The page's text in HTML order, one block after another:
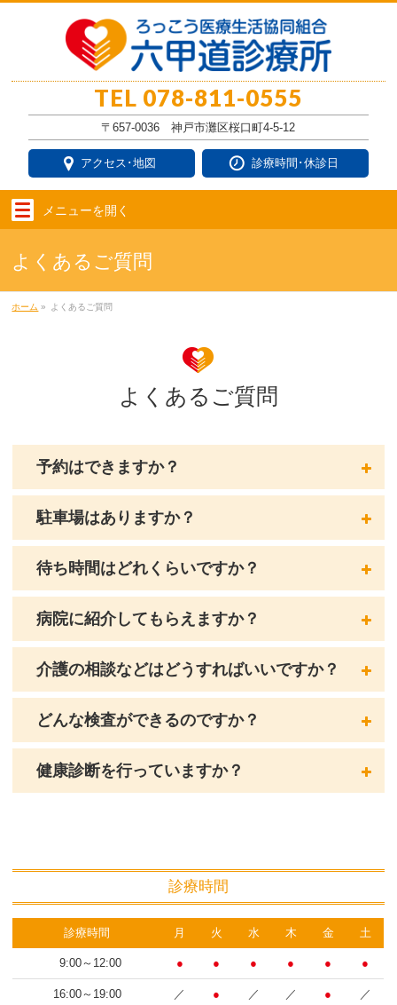
TEL 078-811-0555
〒657-0036 神戸市灘区桜口町4-5-12
アクセス･地図 診療時間･休診日
メニューを開く
よくあるご質問
ホーム » よくあるご質問
よくあるご質問
予約はできますか？
駐車場はありますか？
待ち時間はどれくらいですか？
病院に紹介してもらえますか？
介護の相談などはどうすればいいですか？
どんな検査ができるのですか？
健康診断を行っていますか？
診療時間
診療時間 月 火 水 木 金 土
9:00～12:00 ● ● ● ● ● ●
16:00～19:00 ／ ● ／ ／ ● ／